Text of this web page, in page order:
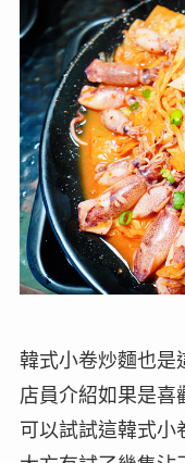
韓式小卷炒麵也是
店員介紹如果是喜
可以試試這韓式小